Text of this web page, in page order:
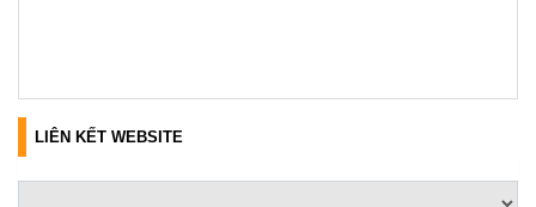
LIÊN KẾT WEBSITE